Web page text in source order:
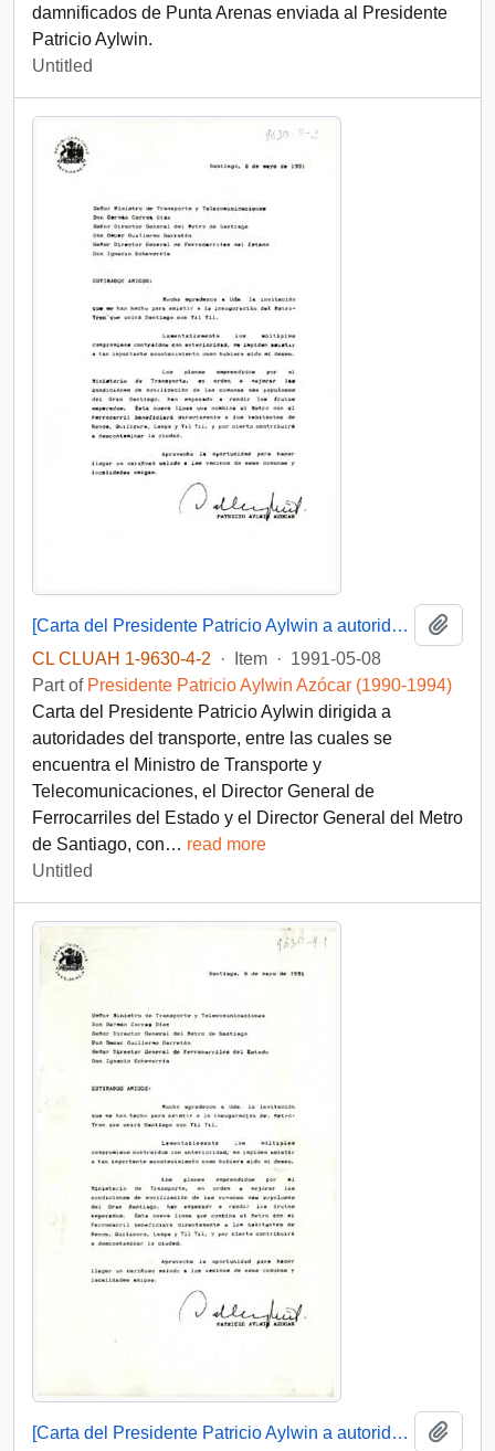
damnificados de Punta Arenas enviada al Presidente
Patricio Aylwin.
Untitled
[Carta del Presidente Patricio Aylwin a autoridades del transporte]
CL CLUAH 1-9630-4-2
· Item · 1991-05-08
Part of Presidente Patricio Aylwin Azócar (1990-1994)
Carta del Presidente Patricio Aylwin dirigida a
autoridades del transporte, entre las cuales se
encuentra el Ministro de Transporte y
Telecomunicaciones, el Director General de
Ferrocarriles del Estado y el Director General del Metro
de Santiago, con… read more
Untitled
[Carta del Presidente Patricio Aylwin a autoridades del transporte]